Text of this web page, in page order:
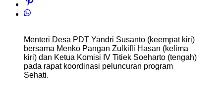
Menteri Desa PDT Yandri Susanto (keempat kiri)
bersama Menko Pangan Zulkifli Hasan (kelima
kiri) dan Ketua Komisi IV Titiek Soeharto (tengah)
pada rapat koordinasi peluncuran program
Sehati.